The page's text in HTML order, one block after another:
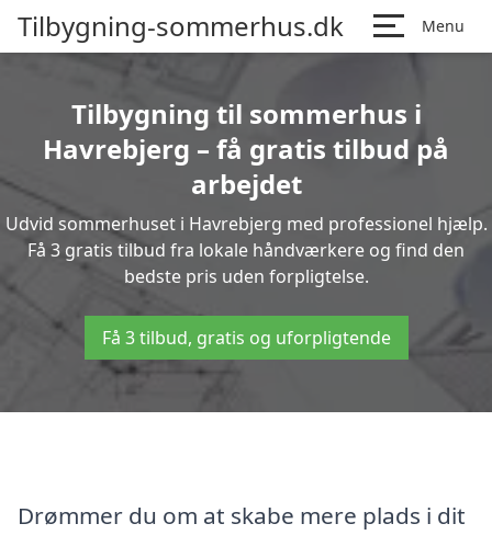
Tilbygning-sommerhus.dk Menu
Tilbygning til sommerhus i
Havrebjerg – få gratis tilbud på
arbejdet
Udvid sommerhuset i Havrebjerg med professionel hjælp.
Få 3 gratis tilbud fra lokale håndværkere og find den
bedste pris uden forpligtelse.
Få 3 tilbud, gratis og uforpligtende
Drømmer du om at skabe mere plads i dit